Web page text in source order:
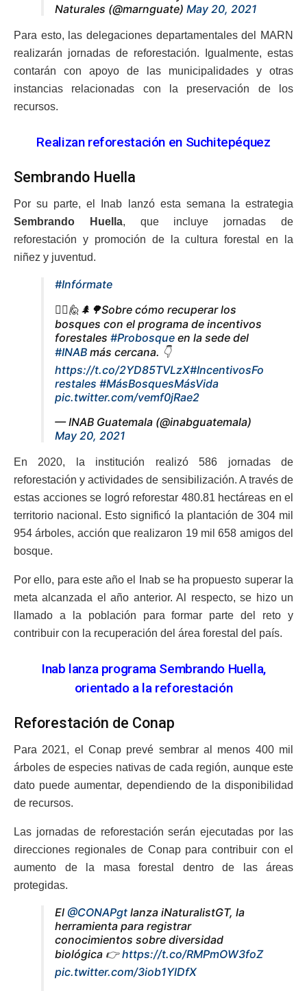
Naturales (@marnguate) May 20, 2021
Para esto, las delegaciones departamentales del MARN
realizarán jornadas de reforestación. Igualmente, estas
contarán con apoyo de las municipalidades y otras
instancias relacionadas con la preservación de los
recursos.
Realizan reforestación en Suchitepéquez
Sembrando Huella
Por su parte, el Inab lanzó esta semana la estrategia
Sembrando Huella, que incluye jornadas de
reforestación y promoción de la cultura forestal en la
niñez y juventud.
#Infórmate
🙋‍♀️🙋🌲🌳Sobre cómo recuperar los
bosques con el programa de incentivos
forestales #Probosque en la sede del
#INAB más cercana. 👇
https://t.co/2YD85TVLzX#IncentivosFo
restales #MásBosquesMásVida
pic.twitter.com/vemf0jRae2
— INAB Guatemala (@inabguatemala)
May 20, 2021
En 2020, la institución realizó 586 jornadas de
reforestación y actividades de sensibilización. A través de
estas acciones se logró reforestar 480.81 hectáreas en el
territorio nacional. Esto significó la plantación de 304 mil
954 árboles, acción que realizaron 19 mil 658 amigos del
bosque.
Por ello, para este año el Inab se ha propuesto superar la
meta alcanzada el año anterior. Al respecto, se hizo un
llamado a la población para formar parte del reto y
contribuir con la recuperación del área forestal del país.
Inab lanza programa Sembrando Huella,
orientado a la reforestación
Reforestación de Conap
Para 2021, el Conap prevé sembrar al menos 400 mil
árboles de especies nativas de cada región, aunque este
dato puede aumentar, dependiendo de la disponibilidad
de recursos.
Las jornadas de reforestación serán ejecutadas por las
direcciones regionales de Conap para contribuir con el
aumento de la masa forestal dentro de las áreas
protegidas.
El @CONAPgt lanza iNaturalistGT, la
herramienta para registrar
conocimientos sobre diversidad
biológica 👉https://t.co/RMPmOW3foZ
pic.twitter.com/3iob1YlDfX